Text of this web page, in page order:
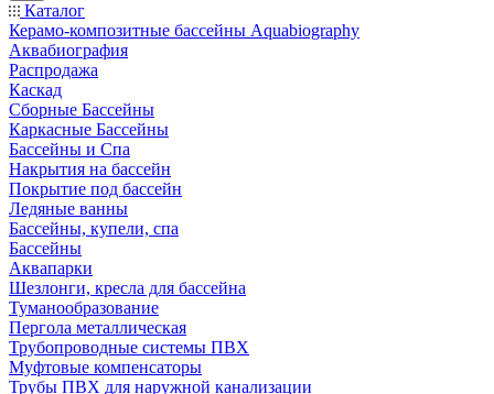
Каталог
Керамо-композитные бассейны Aquabiography
Аквабиография
Распродажа
Каскад
Сборные Бассейны
Каркасные Бассейны
Бассейны и Спа
Накрытия на бассейн
Покрытие под бассейн
Ледяные ванны
Бассейны, купели, спа
Бассейны
Аквапарки
Шезлонги, кресла для бассейна
Туманообразование
Пергола металлическая
Трубопроводные системы ПВХ
Муфтовые компенсаторы
Трубы ПВХ для наружной канализации